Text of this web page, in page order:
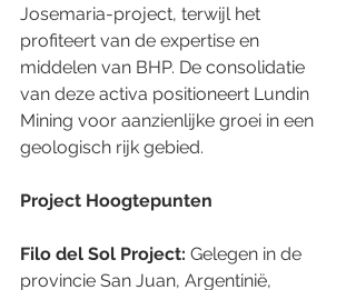
Josemaria-project, terwijl het
profiteert van de expertise en
middelen van BHP. De consolidatie
van deze activa positioneert Lundin
Mining voor aanzienlijke groei in een
geologisch rijk gebied.
Project Hoogtepunten
Filo del Sol Project: Gelegen in de
provincie San Juan, Argentinië,